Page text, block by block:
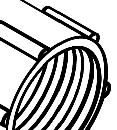
трибун
для труб